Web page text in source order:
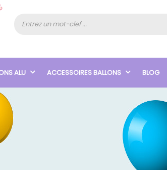
ALU ACCESSOIRES BALLONS BLOG